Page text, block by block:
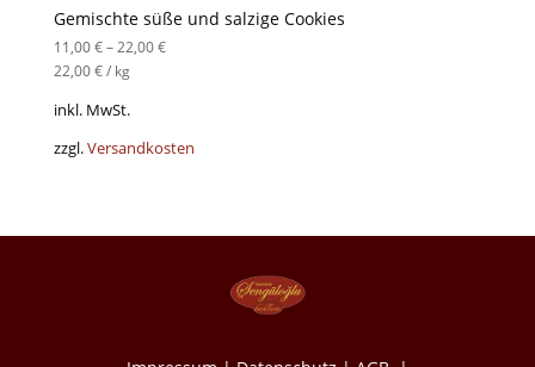
Gemischte süße und salzige Cookies
11,00€–22,00€
22,00€/ kg
inkl. MwSt.
zzgl.Versandkosten